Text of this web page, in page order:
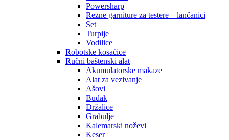
Powersharp
Rezne garniture za testere – lančanici
Set
Turpije
Vodilice
Robotske kosačice
Ručni baštenski alat
Akumulatorske makaze
Alat za vezivanje
Ašovi
Budak
Držalice
Grabulje
Kalemarski noževi
Keser